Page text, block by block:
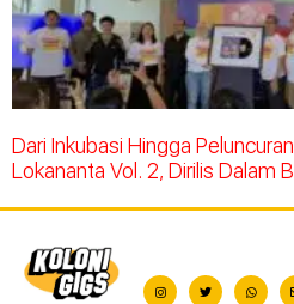
Dari Inkubasi Hingga
Lokananta Vol. 2, Dirilis Dalam